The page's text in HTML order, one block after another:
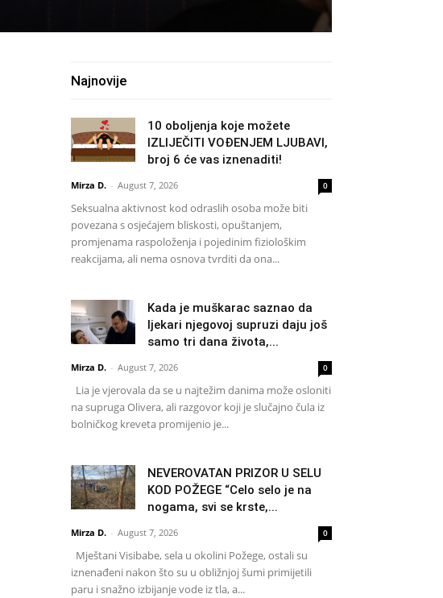
Najnovije
10 oboljenja koje možete
IZLIJEČITI VOĐENJEM LJUBAVI,
broj 6 će vas iznenaditi!
Mirza D. - August 7, 2026 0
Seksualna aktivnost kod odraslih osoba može biti
povezana s osjećajem bliskosti, opuštanjem,
promjenama raspoloženja i pojedinim fiziološkim
reakcijama, ali nema osnova tvrditi da ona...
Kada je muškarac saznao da
ljekari njegovoj supruzi daju još
samo tri dana života,...
Mirza D. - August 7, 2026 0
Lia je vjerovala da se u najtežim danima može osloniti
na supruga Olivera, ali razgovor koji je slučajno čula iz
bolničkog kreveta promijenio je...
NEVEROVATAN PRIZOR U SELU
KOD POŽEGE “Celo selo je na
nogama, svi se krste,...
Mirza D. - August 7, 2026 0
Mještani Visibabe, sela u okolini Požege, ostali su
iznenađeni nakon što su u obližnjoj šumi primijetili
paru i snažno izbijanje vode iz tla, a...